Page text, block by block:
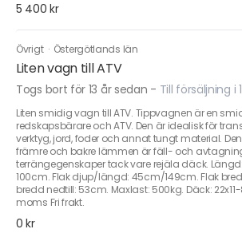
5 400 kr
Övrigt · Östergötlands län
Liten vagn till ATV
Togs bort för 13 år sedan - Till försäljning i
Liten smidig vagn till ATV. Tippvagnen är en
redskapsbärare och ATV. Den är idealisk för
verktyg, jord, foder och annat tungt material.
främre och bakre lämmen är fäll- och
terrängegenskaper tack vare rejäla däck.
100cm. Flak djup/längd: 45cm/149cm. Flak
bredd nedtill: 53cm. Maxlast: 500kg. Däck:
moms Fri frakt.
0 kr